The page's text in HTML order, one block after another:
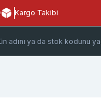
Kargo Takibi